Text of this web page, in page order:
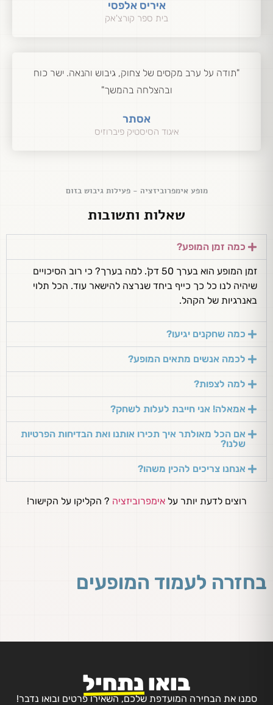
איריס אלפסי
בית ספר קורצ'אק
"תודה על ערב מקסים של צחוק, גיבוש והנאה. ישר כוח
ובהצלחה בהמשך"
אסתר
איגוד הסיסטיק פיברוזיס
מופע אימפרוביזציה - פעילות גיבוש בזום
שאלות ותשובות
כמה זמן המופע?
זמן המופע הוא בערך 50 דק'. למה בערך? כי רוב הסיכויים
שיהיה לנו כל כך כייף ביחד שנרצה להישאר עוד. הכל תלוי
באנרגיות של הקהל.
כמה שחקנים יגיעו?
לכמה אנשים מתאים המופע?
למה לצפות?
אמאלה! אני חייבת לעלות לשחק?
אם הכל מאולתר איך תכירו אותנו ואת הבדיחות הפרטיות
שלנו?
אנחנו צריכים להכין משהו?
רוצים לדעת יותר עלאימפרוביזציה ? הקליקו על הקישור!
בחזרה לעמוד המופעים
בואו נתחיל
סמנו את הבחירה המועדפת שלכם, השאירו פרטים ובואו נדבר!